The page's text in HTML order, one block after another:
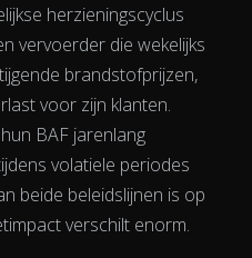
herzieningscyclus
vervoerder die wekelijks
brandstofprijzen,
voor zijn klanten.
BAF jarenlang
volatiele periodes
beide beleidslijnen is op
verschilt enorm.